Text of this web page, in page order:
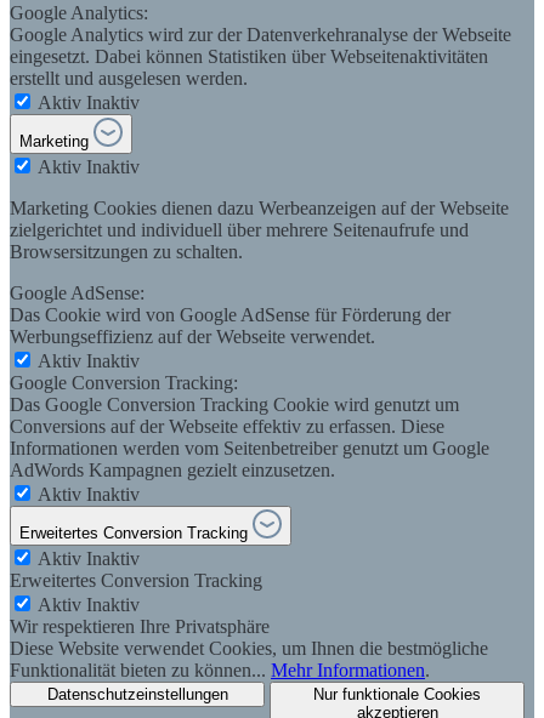
Google Analytics:
Google Analytics wird zur der Datenverkehranalyse der Webseite
eingesetzt. Dabei können Statistiken über Webseitenaktivitäten
erstellt und ausgelesen werden.
Aktiv Inaktiv
Marketing
Aktiv Inaktiv
Marketing Cookies dienen dazu Werbeanzeigen auf der Webseite
zielgerichtet und individuell über mehrere Seitenaufrufe und
Browsersitzungen zu schalten.
Google AdSense:
Das Cookie wird von Google AdSense für Förderung der
Werbungseffizienz auf der Webseite verwendet.
Aktiv Inaktiv
Google Conversion Tracking:
Das Google Conversion Tracking Cookie wird genutzt um
Conversions auf der Webseite effektiv zu erfassen. Diese
Informationen werden vom Seitenbetreiber genutzt um Google
AdWords Kampagnen gezielt einzusetzen.
Aktiv Inaktiv
Erweitertes Conversion Tracking
Aktiv Inaktiv
Erweitertes Conversion Tracking
Aktiv Inaktiv
Wir respektieren Ihre Privatsphäre
Diese Website verwendet Cookies, um Ihnen die bestmögliche
Funktionalität bieten zu können... Mehr Informationen.
Datenschutzeinstellungen
Nur funktionale Cookies
akzeptieren